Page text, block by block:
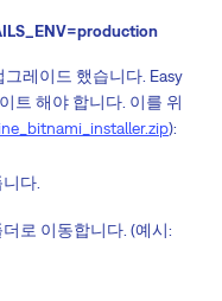
그레이드 했습니다. Easy
트 해야 합니다. 이를 위
):
다.
로 이동합니다. (예시: